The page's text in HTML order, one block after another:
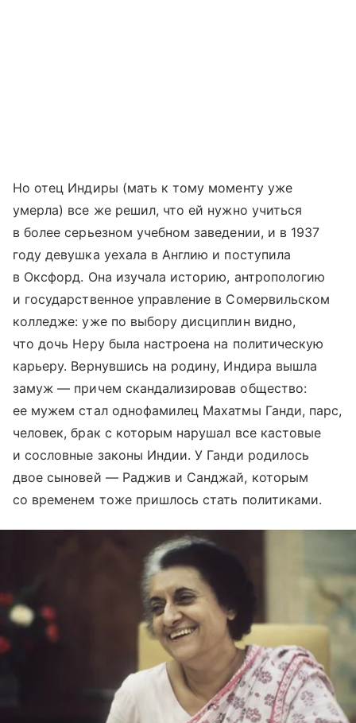
Но отец Индиры (мать к тому моменту уже
умерла) все же решил, что ей нужно учиться
в более серьезном учебном заведении, и в 1937
году девушка уехала в Англию и поступила
в Оксфорд. Она изучала историю, антропологию
и государственное управление в Сомервильском
колледже: уже по выбору дисциплин видно,
что дочь Неру была настроена на политическую
карьеру. Вернувшись на родину, Индира вышла
замуж — причем скандализировав общество:
ее мужем стал однофамилец Махатмы Ганди, парс,
человек, брак с которым нарушал все кастовые
и сословные законы Индии. У Ганди родилось
двое сыновей — Раджив и Санджай, которым
со временем тоже пришлось стать политиками.